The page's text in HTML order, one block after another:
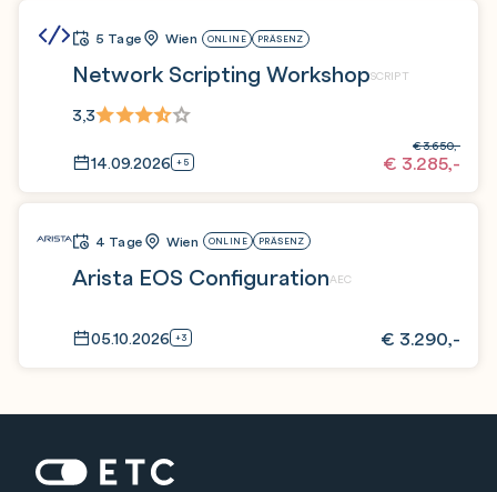
5 Tage Wien ONLINE PRÄSENZ
Network Scripting WorkshopSCRIPT
3,3
14.09.2026 +5 € 3.285,-
€3.650,-
4 Tage Wien ONLINE PRÄSENZ
Arista EOS ConfigurationAEC
05.10.2026 +3 € 3.290,-
Startseite: ETC